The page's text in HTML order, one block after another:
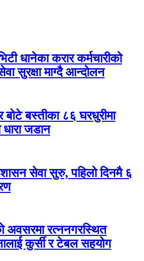
धानेका करार कर्मचारीको
सुरक्षा माग्दै आन्दोलन
बस्तीका ८६ घरधुरीमा
जडान
सेवा सुरु, पहिलो दिनमै ६
अवसरमा रत्ननगरस्थित
कुर्सी र टेबल सहयोग